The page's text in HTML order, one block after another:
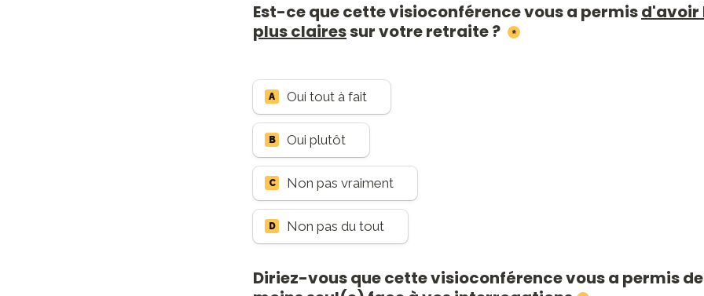
Est-ce que cette visioconférence vous a permis d'avoir
plus claires sur votre retraite ? *
A Oui tout à fait
B Oui plutôt
C Non pas vraiment
D Non pas du tout
Diriez-vous que cette visioconférence vous a permis